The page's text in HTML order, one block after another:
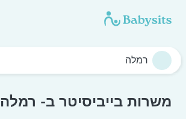
משרות בייביסיטר ב- רמלה